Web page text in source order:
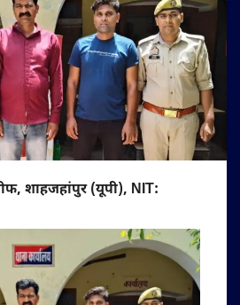
शाहजहांपुर (यूपी), NIT: